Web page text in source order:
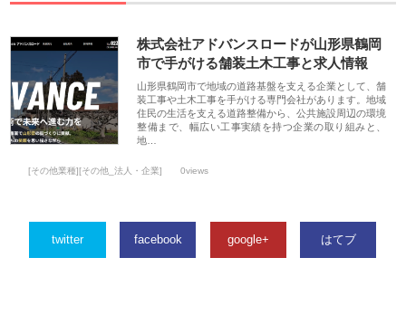
株式会社アドバンスロードが山形県鶴岡
市で手がける舗装土木工事と求人情報
山形県鶴岡市で地域の道路基盤を支える企業として、舗
装工事や土木工事を手がける専門会社があります。地域
住民の生活を支える道路整備から、公共施設周辺の環境
整備まで、幅広い工事実績を持つ企業の取り組みと、
地…
[その他業種][その他_法人・企業] 0views
twitter facebook google+ はてブ